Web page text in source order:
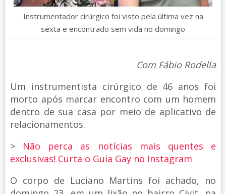
Instrumentador cirúrgico foi visto pela última vez na
sexta e encontrado sem vida no domingo
Com Fábio Rodella
Um instrumentista cirúrgico de 46 anos foi
morto após marcar encontro com um homem
dentro de sua casa por meio de aplicativo de
relacionamentos.
> Não perca as notícias mais quentes e
exclusivas! Curta o Guia Gay no Instagram
O corpo de Luciano Martins foi achado, no